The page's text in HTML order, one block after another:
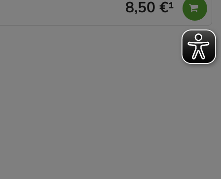
8,50 €¹